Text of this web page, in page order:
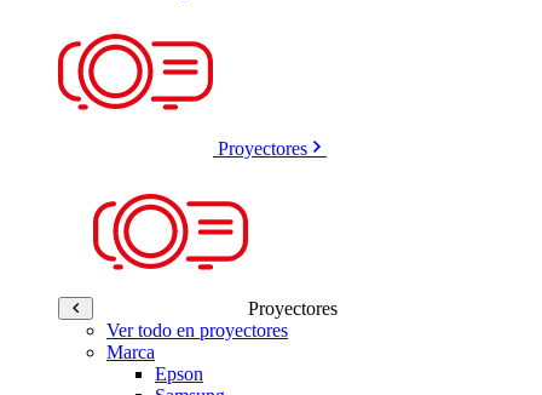
Proyectores
Proyectores
Ver todo en proyectores
Marca
Epson